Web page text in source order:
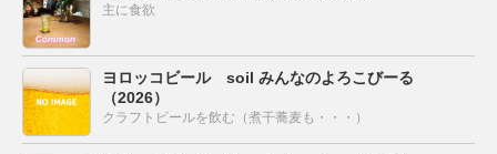
主に食欲
ヨロッコビール soil みんなのよろこびーる
（2026）
クラフトビールを飲む（煮干蕎麦も・・・）